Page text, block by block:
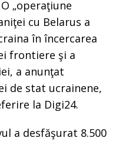
„operaţiune
cu Belarus a
în încercarea
frontiere şi a
a anunţat
de stat ucrainene,
la Digi24.
a desfăşurat 8.500